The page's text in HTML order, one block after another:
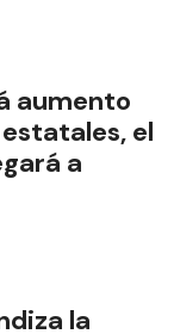
aumento
el
a
la